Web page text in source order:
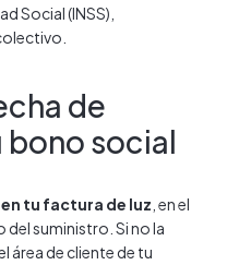
Social (INSS),
de
social
en tu factura de luz , en el
suministro. Si no la
área de cliente de tu